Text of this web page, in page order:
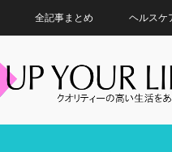
全記事まとめ ヘルスケ